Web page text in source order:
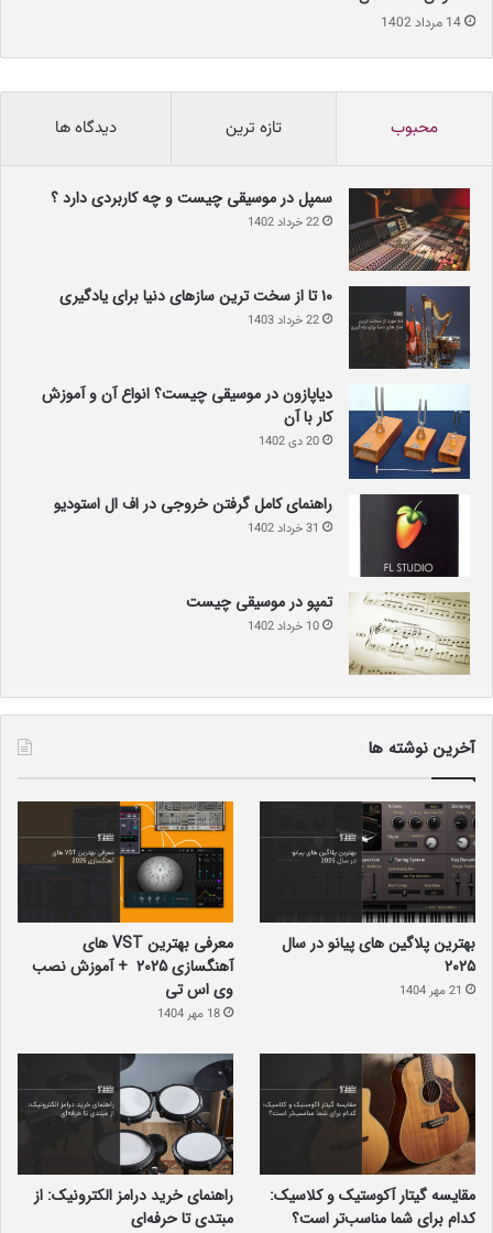
14 مرداد 1402
محبوب تازه ترین دیدگاه ها
سمپل در موسیقی چیست و چه کاربردی دارد ؟
22 خرداد 1402
۱۰ تا از سخت ترین سازهای دنیا برای یادگیری
22 خرداد 1403
دیاپازون در موسیقی چیست؟ انواع آن و آموزش
کار با آن
20 دی 1402
راهنمای کامل گرفتن خروجی در اف ال استودیو
31 خرداد 1402
تمپو در موسیقی چیست
10 خرداد 1402
آخرین نوشته ها
بهترین پلاگین‌ های پیانو در سال
۲۰۲۵
21 مهر 1404
معرفی بهترین VST های
آهنگسازی 2025 + آموزش نصب
وی اس تی
18 مهر 1404
مقایسه گیتار آکوستیک و کلاسیک:
کدام برای شما مناسب‌تر است؟
راهنمای خرید درامز الکترونیک: از
مبتدی تا حرفه‌ای